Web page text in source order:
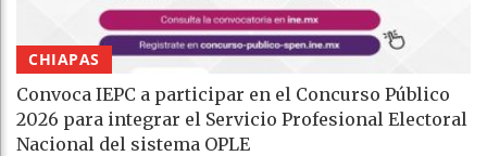
CHIAPAS
Convoca IEPC a participar en el Concurso Público
2026 para integrar el Servicio Profesional Electoral
Nacional del sistema OPLE